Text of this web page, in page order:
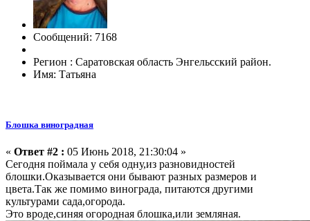
Сообщений: 7168
Регион : Саратовская область Энгельсский район.
Имя: Татьяна
Блошка виноградная
« Ответ #2 : 05 Июнь 2018, 21:30:04 »
Сегодня поймала у себя одну,из разновидностей
блошки.Оказывается они бывают разных размеров и
цвета.Так же помимо винограда, питаются другими
культурами сада,огорода.
Это вроде,синяя огородная блошка,или земляная.